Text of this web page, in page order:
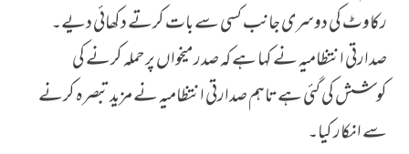
رکاوٹ کی دوسری جانب کسی سے بات کرتے دکھائی دیے۔
صدارتی انتظامیہ نے کہا ہے کہ صدر میخواں پر حملہ کرنے کی
کوشش کی گئی ہے تاہم صدارتی انتظامیہ نے مزید تبصرہ کرنے
سے انکار کیا۔